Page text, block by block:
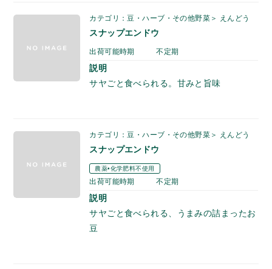
カテゴリ：豆・ハーブ・その他野菜＞ えんどう
スナップエンドウ
出荷可能時期 不定期
説明
サヤごと食べられる。甘みと旨味
カテゴリ：豆・ハーブ・その他野菜＞ えんどう
スナップエンドウ
農薬•化学肥料不使用
出荷可能時期 不定期
説明
サヤごと食べられる、うまみの詰まったお
豆